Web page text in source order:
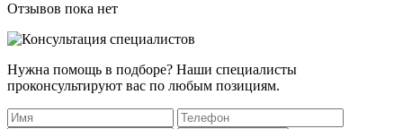
Отзывов пока нет
Нужна помощь в подборе? Наши специалисты
проконсультируют вас по любым позициям.